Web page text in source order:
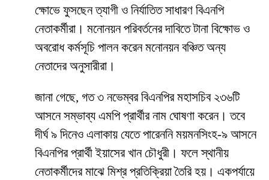
ক্ষোভে ফুসছেন ত্যাগী ও নির্যাতিত সাধারণ বিএনপি
নেতাকর্মীরা। মনোনয়ন পরিবর্তনের দাবিতে টানা বিক্ষোভ ও
অবরোধ কর্মসূচি পালন করেন মনোনয়ন বঞ্চিত অন্য
নেতাদের অনুসারীরা।
জানা গেছে, গত ৩ নভেম্বর বিএনপির মহাসচিব ২৩৬টি
আসনে সম্ভাব্য এমপি প্রার্থীর নাম ঘোষণা করেন। তবে
দীর্ঘ ৯ দিনেও এলাকায় যেতে পারেননি ময়মনসিংহ-৯ আসনে
বিএনপির প্রার্থী ইয়াসের খান চৌধুরী। ফলে স্থানীয়
নেতাকর্মীদের মাঝে মিশ্র প্রতিক্রিয়া তৈরি হয়। একপর্যায়ে